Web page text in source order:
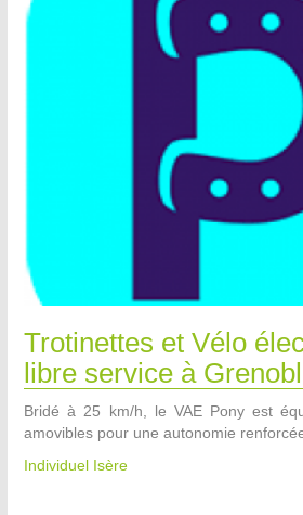
Trotinettes et Vélo
libre service à
Bridé à 25 km/h, le VAE Pony est
amovibles pour une autonomie
Individuel Isère